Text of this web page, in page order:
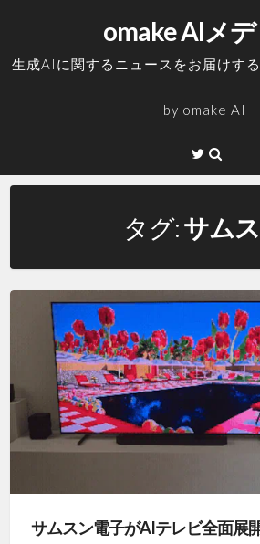
ッ
omake AIメ
生成AIに関するニュースをお届けす
by omake AI
Twitter
タグ:サム
サムスン電子がAIテレビ全面展